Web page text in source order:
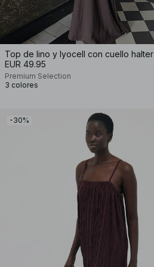
Top de lino y lyocell con cuello halter
EUR 49.95
Premium Selection
3 colores
-30%